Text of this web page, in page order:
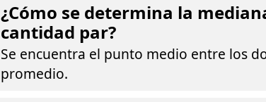
¿Cómo se determina la
cantidad par?
Se encuentra el punto medio entre los
promedio.